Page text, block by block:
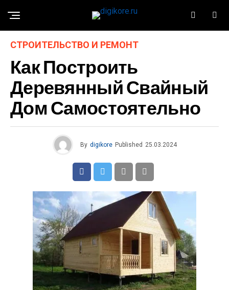
СТРОИТЕЛЬСТВО И РЕМОНТ
Как Построить
Деревянный Свайный
Дом Самостоятельно
By digikore Published 25.03.2024